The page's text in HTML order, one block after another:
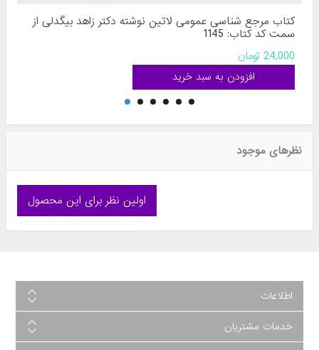
کتاب مرجع‌ شناسی عمومی لاتین نوشته دکتر زاهد بیگدلی از
سمت کد کتاب: 1145
24,000 تومان
نظرهای موجود
اولین نظر برای این محصول
اطلاعات
خدمات مشتریان